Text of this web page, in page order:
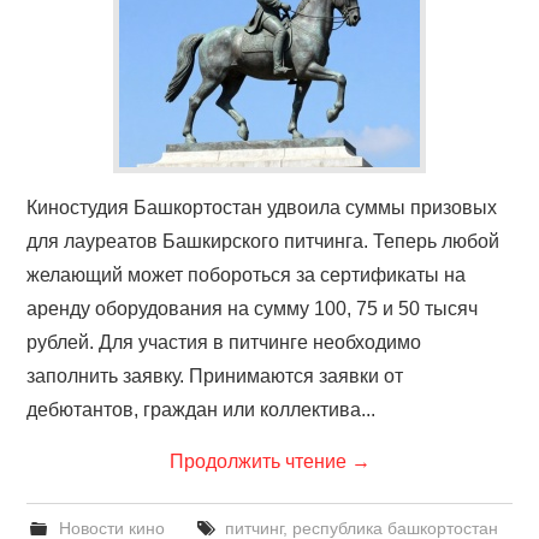
Киностудия Башкортостан удвоила суммы призовых
для лауреатов Башкирского питчинга. Теперь любой
желающий может побороться за сертификаты на
аренду оборудования на сумму 100, 75 и 50 тысяч
рублей. Для участия в питчинге необходимо
заполнить заявку. Принимаются заявки от
дебютантов, граждан или коллектива...
Продолжить чтение →
Новости кино питчинг, республика башкортостан